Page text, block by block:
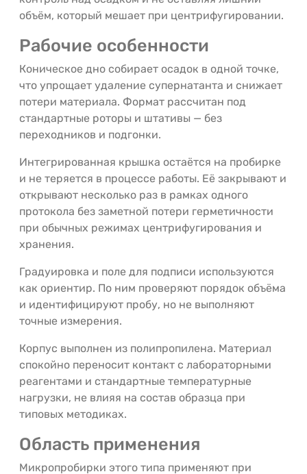
объём, который мешает при центрифугировании.
Рабочие особенности
Коническое дно собирает осадок в одной точке,
что упрощает удаление супернатанта и снижает
потери материала. Формат рассчитан под
стандартные роторы и штативы — без
переходников и подгонки.
Интегрированная крышка остаётся на пробирке
и не теряется в процессе работы. Её закрывают и
открывают несколько раз в рамках одного
протокола без заметной потери герметичности
при обычных режимах центрифугирования и
хранения.
Градуировка и поле для подписи используются
как ориентир. По ним проверяют порядок объёма
и идентифицируют пробу, но не выполняют
точные измерения.
Корпус выполнен из полипропилена. Материал
спокойно переносит контакт с лабораторными
реагентами и стандартные температурные
нагрузки, не влияя на состав образца при
типовых методиках.
Область применения
Микропробирки этого типа применяют при